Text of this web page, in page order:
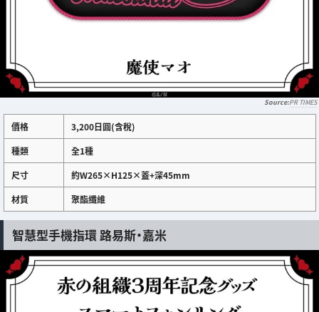
PR TIMES
價格
3,200日圓(含稅)
種類
全1種
尺寸
約W265×H125×蓋+深45mm
材質
聚酯纖維
智慧型手機指環 路易斯・嘉米